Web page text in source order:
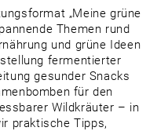
„Meine grüne
Themen rund
und grüne Ideen
fermentierter
gesunder Snacks
für den
Wildkräuter – in
praktische Tipps,